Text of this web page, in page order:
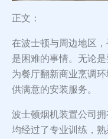
正文：
在波士顿与周边地区
是困难的事情。无论
为餐厅翻新商业烹调环
供满意的安装服务。
波士顿烟机装置公司
均经过了专业训练，